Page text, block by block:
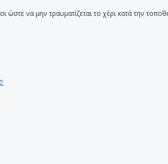
ώστε να μην τραυματίζεται το χέρι κατά την